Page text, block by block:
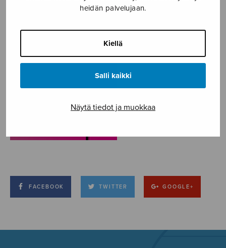
heidän palvelujaan.
Kiellä
Salli kaikki
Näytä tiedot ja muokkaa
FACEBOOK TWITTER GOOGLE+